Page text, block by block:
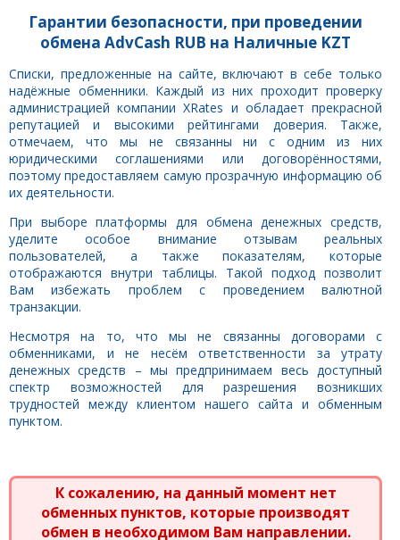
Гарантии безопасности, при проведении
обмена AdvCash RUB на Наличные KZT
Списки, предложенные на сайте, включают в себе только
надёжные обменники. Каждый из них проходит проверку
администрацией компании XRates и обладает прекрасной
репутацией и высокими рейтингами доверия. Также,
отмечаем, что мы не связанны ни с одним из них
юридическими соглашениями или договорённостями,
поэтому предоставляем самую прозрачную информацию об
их деятельности.
При выборе платформы для обмена денежных средств,
уделите особое внимание отзывам реальных
пользователей, а также показателям, которые
отображаются внутри таблицы. Такой подход позволит
Вам избежать проблем с проведением валютной
транзакции.
Несмотря на то, что мы не связанны договорами с
обменниками, и не несём ответственности за утрату
денежных средств – мы предпринимаем весь доступный
спектр возможностей для разрешения возникших
трудностей между клиентом нашего сайта и обменным
пунктом.
К сожалению, на данный момент нет
обменных пунктов, которые производят
обмен в необходимом Вам направлении.